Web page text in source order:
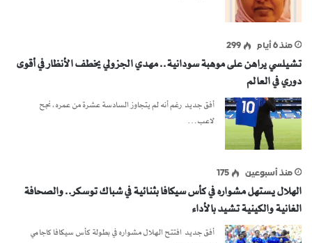
منذ 6 أيام 299
تشيلسي يراهن على موهبة سودانية.. مهدي الجزولي يخطف الأنظار في أقوى
دوري في العالم
أفق جديد رغم أنه لم يتجاوز السادسة عشرة من عمره، نجح
لاعب…
منذ أسبوعين 175
الهلال يستهل مشواره في كأس سيكافا بثنائية في شباك توسكر.. والصحافة
الغانية والكينية تشيد بالأداء
أفق جديد افتتح الهلال مشواره في بطولة كأس سيكافا كاجامي